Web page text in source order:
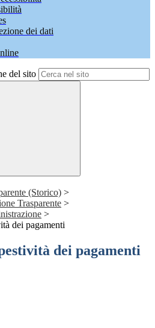
dei dati
del sito
(Storico) >
Trasparente >
>
dei pagamenti
dei pagamenti